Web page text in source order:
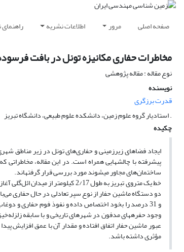
صفحه اصلی مرور اطلاعات نشریه
مخاطرات حفاری مکانیزه تونل در بافت
نوع مقاله : مقاله پژوهشی
نویسنده
قدرت برزگری
. استادیار گروه علوم زمین­، دانشکده علوم طبیعی، دانشگاه تبریز
چکیده
ایجاد فضاهای زیرزمینی و حفاری‌های تونل در زیر مناطق
پیشرفته با چالش­هایی همراه است. در این مقاله،
ساختمان‌های مجاور می­شوند مورد بررسی قرار گرفته­اند.
وجود حفره­های مدفون در شهرهای تاریخی و با سابقه
عبور ماشین حفار اتفاق افتاده و مقدار آن با عمق افزایش
مؤثری داشته باشد.